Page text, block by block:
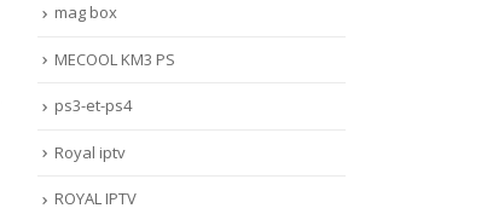
mag box
MECOOL KM3 PS
ps3-et-ps4
Royal iptv
ROYAL IPTV